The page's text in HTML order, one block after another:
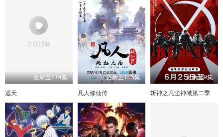
更新至174集
遮天
更新至185集
凡人修仙传
更新至9集
斩神之凡尘神域第二季